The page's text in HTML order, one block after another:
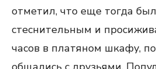
отметил, что еще тогда
стеснительным и
часов в платяном шкафу,